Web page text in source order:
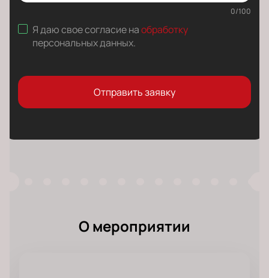
0/100
Я даю свое согласие наобработку
персональных данных.
Отправить заявку
О мероприятии